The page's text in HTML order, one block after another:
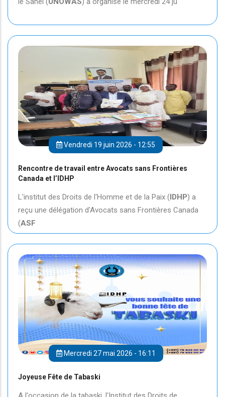
Vendredi 19 juin 2026 - 12:55
Rencontre de travail entre Avocats sans Frontières
Canada et l’IDHP
L'institut des Droits de l'Homme et de la Paix (IDHP) a
reçu une délégation d'Avocats sans Frontières Canada
(ASF
Mercredi 27 mai 2026 - 16:11
Joyeuse Fête de Tabaski